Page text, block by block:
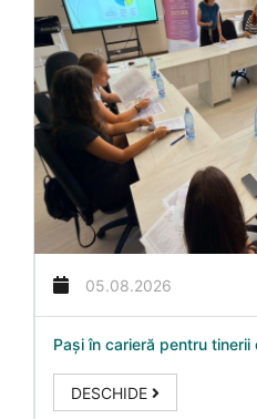
05.08.2026
Pași în carieră pentru tinerii
DESCHIDE